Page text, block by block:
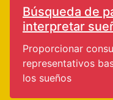
Búsqueda de
interpretar
Proporcionar
representativos
los sueños